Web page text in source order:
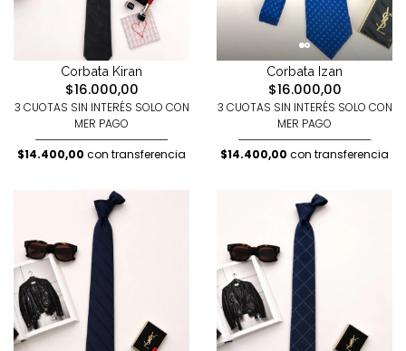
Corbata Kiran
$16.000,00
3 CUOTAS SIN INTERÉS SOLO CON
MER PAGO
$14.400,00 con transferencia
Corbata Izan
$16.000,00
3 CUOTAS SIN INTERÉS SOLO CON
MER PAGO
$14.400,00 con transferencia